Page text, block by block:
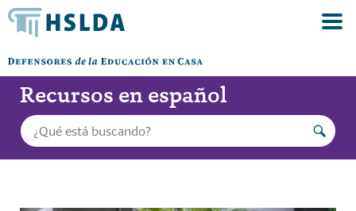
Recursos en español